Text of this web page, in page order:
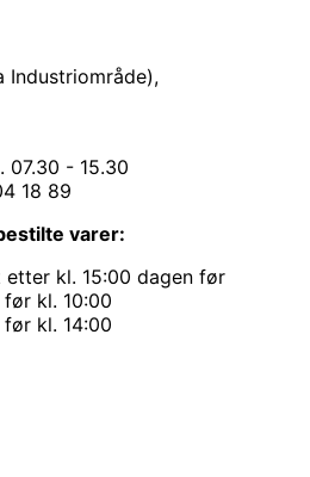
Industriområde),
07.30 - 15.30
18 89
varer:
kl. 15:00 dagen før
før kl. 10:00
før kl. 14:00